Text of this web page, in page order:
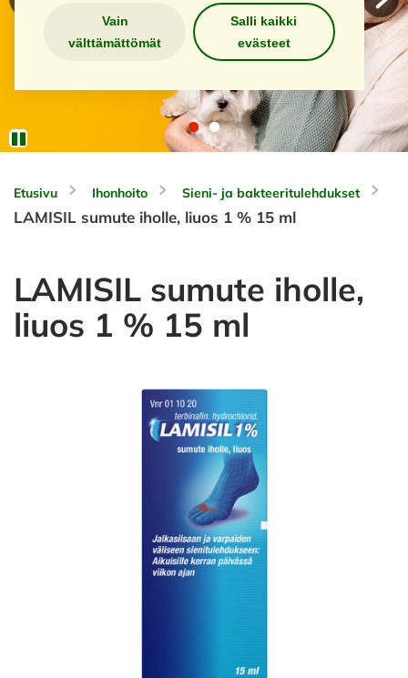
Vain
välttämättömät
Salli kaikki
evästeet
Etusivu Ihonhoito Sieni- ja bakteeritulehdukset
LAMISIL sumute iholle, liuos 1 % 15 ml
LAMISIL sumute iholle,
liuos 1 % 15 ml